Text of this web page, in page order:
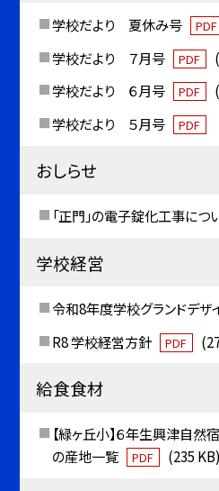
学校だより 夏休み号 PDF
学校だより ７月号
PDF
学校だより ６月号
PDF
学校だより ５月号
PDF
おしらせ
「正門」の電子錠化工事につ
学校経営
令和8年度学校グランドデザ
R8 学校経営方針
PDF
給食食材
【緑ヶ丘小】６年生興津自
の産地一覧
PDF (235 KB)